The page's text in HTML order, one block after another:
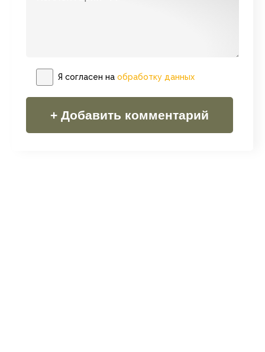
Я согласен наобработку данных
+ Добавить комментарий